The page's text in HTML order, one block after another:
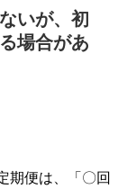
いが、初
場合があ
期便は、「〇回